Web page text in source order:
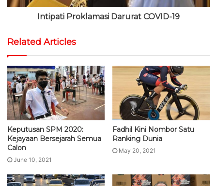
Intipati Proklamasi Darurat COVID-19
Related Articles
Keputusan SPM 2020:
Kejayaan Bersejarah Semua
Calon
June 10, 2021
Fadhil Kini Nombor Satu
Ranking Dunia
May 20, 2021